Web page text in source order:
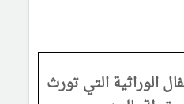
الوراثية التي تورث